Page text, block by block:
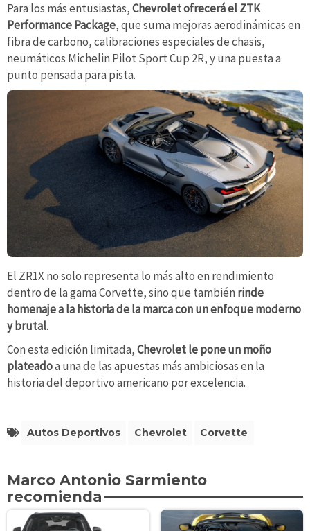
Para los más entusiastas,Chevrolet ofrecerá el ZTK
Performance Package, que suma mejoras aerodinámicas en
fibra de carbono, calibraciones especiales de chasis,
neumáticos Michelin Pilot Sport Cup 2R, y una puesta a
punto pensada para pista.
El ZR1X no solo representa lo más alto en rendimiento
dentro de la gama Corvette, sino que también rinde
homenaje a la historia de la marca con un enfoque moderno
y brutal.
Con esta edición limitada,Chevrolet le pone un moño
plateadoa una de las apuestas más ambiciosas en la
historia del deportivo americano por excelencia.
Autos Deportivos Chevrolet Corvette
Marco Antonio Sarmiento
recomienda